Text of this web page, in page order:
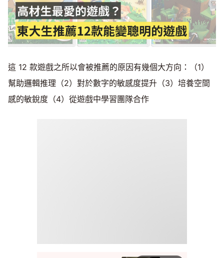
這 12 款遊戲之所以會被推薦的原因有幾個大方向：（1）
幫助邏輯推理（2）對於數字的敏感度提升（3）培養空間
感的敏銳度（4）從遊戲中學習團隊合作